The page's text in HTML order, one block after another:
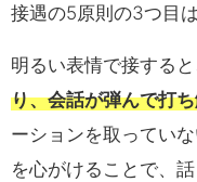
接遇の5原則の3つ目
明るい表情で接すると
り、会話が弾んで打
ーションを取ってい
を心がけることで、